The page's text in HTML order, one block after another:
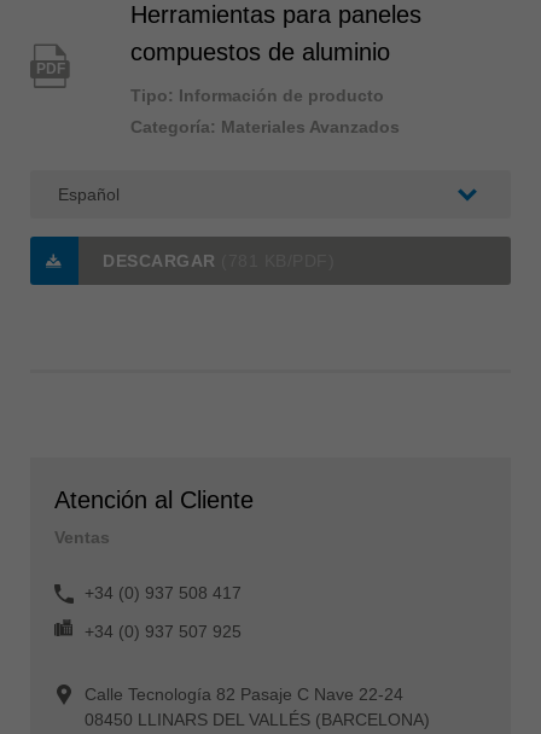
PDF
Herramientas para paneles
compuestos de aluminio
Tipo: Información de producto
Categoría: Materiales Avanzados
DESCARGAR
Atención al Cliente
Ventas
+34 (0) 937 508 417
+34 (0) 937 507 925
Calle Tecnología 82 Pasaje C Nave 22-24
08450 LLINARS DEL VALLÉS (BARCELONA)